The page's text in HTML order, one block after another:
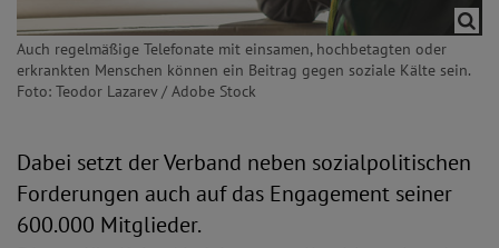
Auch regelmäßige Telefonate mit einsamen, hochbetagten oder
erkrankten Menschen können ein Beitrag gegen soziale Kälte sein.
Foto: Teodor Lazarev / Adobe Stock
Dabei setzt der Verband neben sozialpolitischen
Forderungen auch auf das Engagement seiner
600.000 Mitglieder.